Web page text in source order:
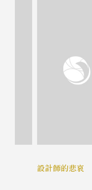
設計師的悲哀